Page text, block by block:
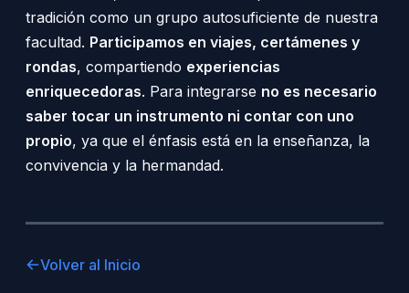
tradición como un grupo autosuficiente de nuestra
facultad. Participamos en viajes, certámenes y
rondas, compartiendo experiencias
enriquecedoras. Para integrarse no es necesario
saber tocar un instrumento ni contar con uno
propio, ya que el énfasis está en la enseñanza, la
convivencia y la hermandad.
Volver al Inicio